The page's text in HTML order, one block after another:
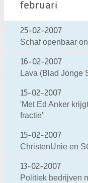
februari
25-02-2007
Schaf openbaar
16-02-2007
Lava (Blad Jonge
15-02-2007
'Met Ed Anker
fractie'
15-02-2007
ChristenUnie en
13-02-2007
Politiek bedrijven